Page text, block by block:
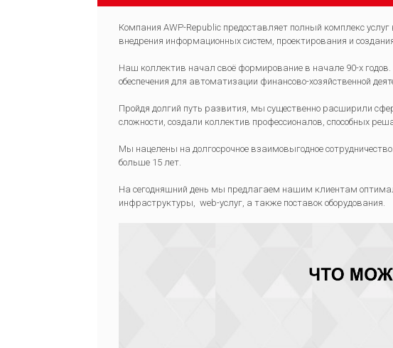
Компания AWP-Republic предоставляет полный комплекс
внедрения информационных систем, проектирования и
Наш коллектив начал своё формирование в начале 90-х
обеспечения для автоматизации финансово-хозяйственной
Пройдя долгий путь развития, мы существенно расширили
сложности, создали коллектив профессионалов, способных
Мы нацелены на долгосрочное взаимовыгодное
больше 15 лет.
На сегодняшний день мы предлагаем нашим клиентам
инфраструктуры, web-услуг, а также поставок оборудования.